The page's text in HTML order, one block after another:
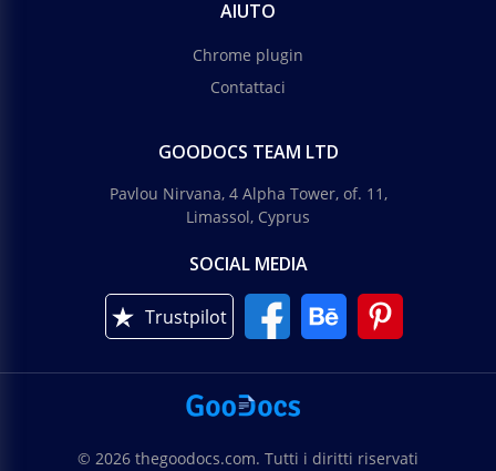
AIUTO
Chrome plugin
Contattaci
GOODOCS TEAM LTD
Pavlou Nirvana, 4 Alpha Tower, of. 11,
Limassol, Cyprus
SOCIAL MEDIA
Trustpilot
© 2026 thegoodocs.com. Tutti i diritti riservati